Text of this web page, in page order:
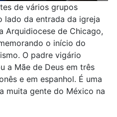
de vários grupos
lado da entrada da igreja
Arquidiocese de Chicago,
o início do
O padre vigário
a Mãe de Deus em três
e em espanhol. É uma
muita gente do México na